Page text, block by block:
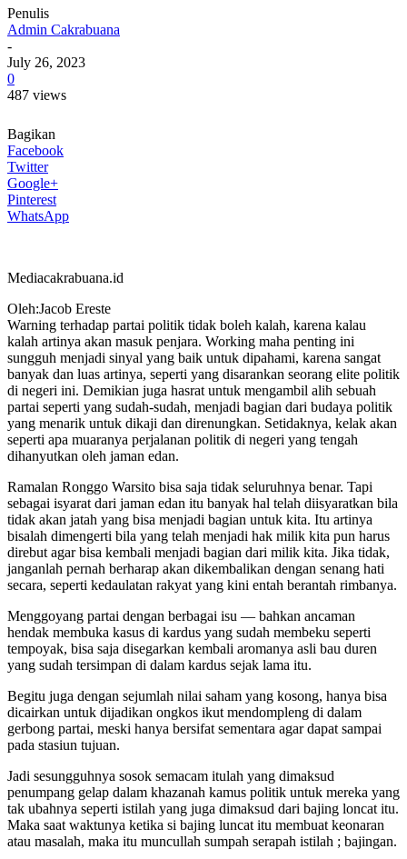
Penulis
Admin Cakrabuana
-
July 26, 2023
0
487 views
Bagikan
Facebook
Twitter
Google+
Pinterest
WhatsApp
Mediacakrabuana.id
Oleh:Jacob Ereste
Warning terhadap partai politik tidak boleh kalah, karena kalau
kalah artinya akan masuk penjara. Working maha penting ini
sungguh menjadi sinyal yang baik untuk dipahami, karena sangat
banyak dan luas artinya, seperti yang disarankan seorang elite politik
di negeri ini. Demikian juga hasrat untuk mengambil alih sebuah
partai seperti yang sudah-sudah, menjadi bagian dari budaya politik
yang menarik untuk dikaji dan direnungkan. Setidaknya, kelak akan
seperti apa muaranya perjalanan politik di negeri yang tengah
dihanyutkan oleh jaman edan.
Ramalan Ronggo Warsito bisa saja tidak seluruhnya benar. Tapi
sebagai isyarat dari jaman edan itu banyak hal telah diisyaratkan bila
tidak akan jatah yang bisa menjadi bagian untuk kita. Itu artinya
bisalah dimengerti bila yang telah menjadi hak milik kita pun harus
direbut agar bisa kembali menjadi bagian dari milik kita. Jika tidak,
janganlah pernah berharap akan dikembalikan dengan senang hati
secara, seperti kedaulatan rakyat yang kini entah berantah rimbanya.
Menggoyang partai dengan berbagai isu — bahkan ancaman
hendak membuka kasus di kardus yang sudah membeku seperti
tempoyak, bisa saja disegarkan kembali aromanya asli bau duren
yang sudah tersimpan di dalam kardus sejak lama itu.
Begitu juga dengan sejumlah nilai saham yang kosong, hanya bisa
dicairkan untuk dijadikan ongkos ikut mendompleng di dalam
gerbong partai, meski hanya bersifat sementara agar dapat sampai
pada stasiun tujuan.
Jadi sesungguhnya sosok semacam itulah yang dimaksud
penumpang gelap dalam khazanah kamus politik untuk mereka yang
tak ubahnya seperti istilah yang juga dimaksud dari bajing loncat itu.
Maka saat waktunya ketika si bajing luncat itu membuat keonaran
atau masalah, maka itu muncullah sumpah serapah istilah ; bajingan.